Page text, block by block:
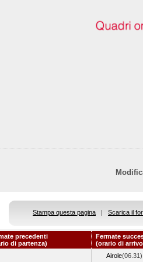
Stampa questa pagina | Scarica il
precedenti
di partenza)
Fermate
(orario di
Airole(06.31)